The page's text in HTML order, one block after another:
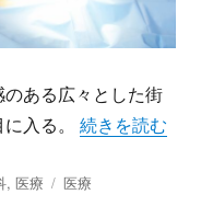
ある広々とした街
に入る。“みなとみらい
続きを読む
,医療
タ
医療